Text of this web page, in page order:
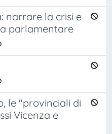
narrare la crisi e
parlamentare
le "provinciali di
Vicenza e